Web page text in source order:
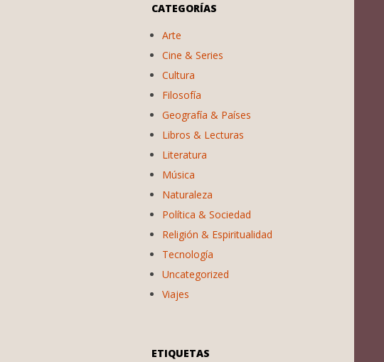
CATEGORÍAS
Arte
Cine & Series
Cultura
Filosofía
Geografía & Países
Libros & Lecturas
Literatura
Música
Naturaleza
Política & Sociedad
Religión & Espiritualidad
Tecnología
Uncategorized
Viajes
ETIQUETAS